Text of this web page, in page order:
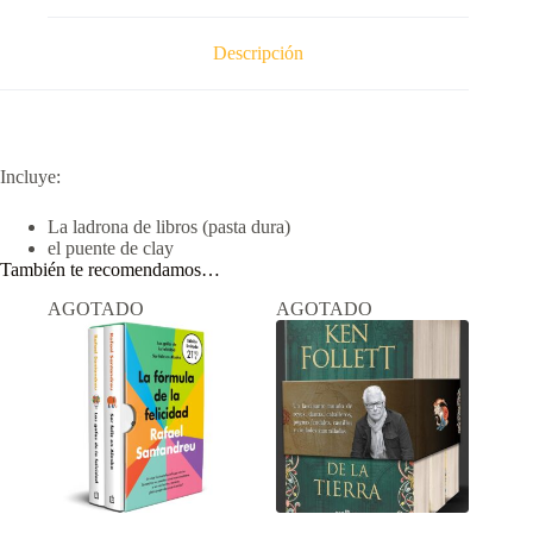
Descripción
Incluye:
La ladrona de libros (pasta dura)
el puente de clay
También te recomendamos…
AGOTADO
AGOTADO